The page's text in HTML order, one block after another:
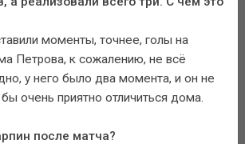
моменты, точнее, голы на
Петрова, к сожалению, не всё
у него было два момента, и он не
очень приятно отличиться дома.
после матча?